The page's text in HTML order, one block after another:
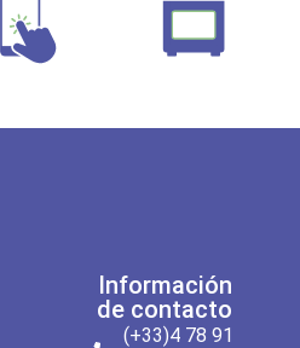
Información
de contacto
(+33)4 78 91